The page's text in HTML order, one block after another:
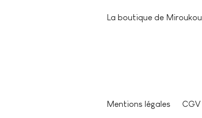
La boutique de Miroukou
Mentions légales CGV